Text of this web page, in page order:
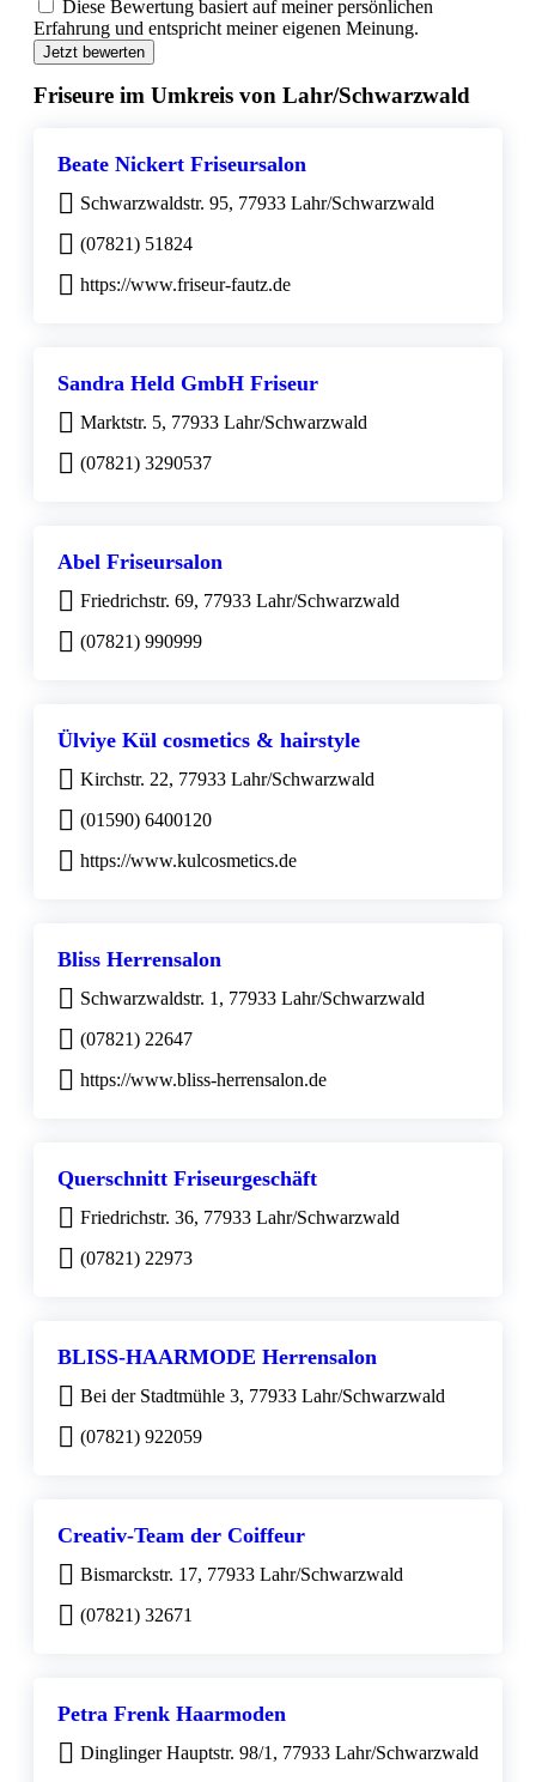
Diese Bewertung basiert auf meiner persönlichen
Erfahrung und entspricht meiner eigenen Meinung.
Jetzt bewerten
Friseure im Umkreis von Lahr/Schwarzwald
Beate Nickert Friseursalon
Schwarzwaldstr. 95, 77933 Lahr/Schwarzwald
(07821) 51824
https://www.friseur-fautz.de
Sandra Held GmbH Friseur
Marktstr. 5, 77933 Lahr/Schwarzwald
(07821) 3290537
Abel Friseursalon
Friedrichstr. 69, 77933 Lahr/Schwarzwald
(07821) 990999
Ülviye Kül cosmetics & hairstyle
Kirchstr. 22, 77933 Lahr/Schwarzwald
(01590) 6400120
https://www.kulcosmetics.de
Bliss Herrensalon
Schwarzwaldstr. 1, 77933 Lahr/Schwarzwald
(07821) 22647
https://www.bliss-herrensalon.de
Querschnitt Friseurgeschäft
Friedrichstr. 36, 77933 Lahr/Schwarzwald
(07821) 22973
BLISS-HAARMODE Herrensalon
Bei der Stadtmühle 3, 77933 Lahr/Schwarzwald
(07821) 922059
Creativ-Team der Coiffeur
Bismarckstr. 17, 77933 Lahr/Schwarzwald
(07821) 32671
Petra Frenk Haarmoden
Dinglinger Hauptstr. 98/1, 77933 Lahr/Schwarzwald